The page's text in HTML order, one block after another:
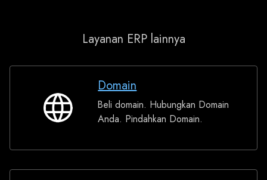
Layanan ERP lainnya
Domain
Domain
Beli domain. Hubungkan Domain
Anda. Pindahkan Domain.